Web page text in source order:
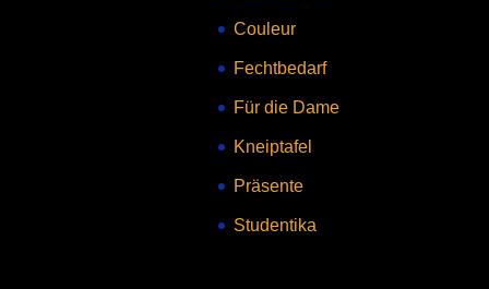
Couleur
Fechtbedarf
Für die Dame
Kneiptafel
Präsente
Studentika